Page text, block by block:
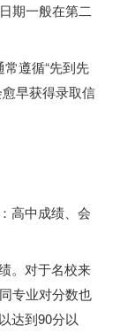
期一般在第二
遵循“先到先
早获得录取信
高中成绩、会
。对于名校来
专业对分数也
达到90分以